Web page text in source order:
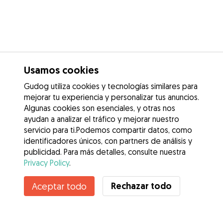
Usamos cookies
Gudog utiliza cookies y tecnologías similares para
mejorar tu experiencia y personalizar tus anuncios.
Algunas cookies son esenciales, y otras nos
ayudan a analizar el tráfico y mejorar nuestro
servicio para ti.Podemos compartir datos, como
identificadores únicos, con partners de análisis y
publicidad. Para más detalles, consulte nuestra
Privacy Policy.
Aceptar todo Rechazar todo